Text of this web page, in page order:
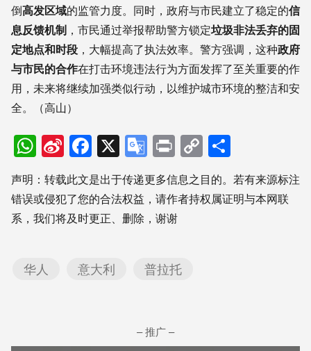
倒高发区域的监管力度。同时，政府与市民建立了稳定的信
息反馈机制 ，市民通过举报帮助警方锁定垃圾非法丢弃的固
定地点和时段 ，大幅提高了执法效率。警方强调，这种政府
与市民的合作在打击环境违法行为方面发挥了至关重要的作
用，未来将继续加强类似行动，以维护城市环境的整洁和安
全。（高山）
WhatsApp
Sina
Weibo
Facebook
X Google
Translate
PrintCopy
Link享
声明：转载此文是出于传递更多信息之目的。若有来源标注
错误或侵犯了您的合法权益，请作者持权属证明与本网联
系，我们将及时更正、删除，谢谢
华人 意大利 普拉托
– 推广 –